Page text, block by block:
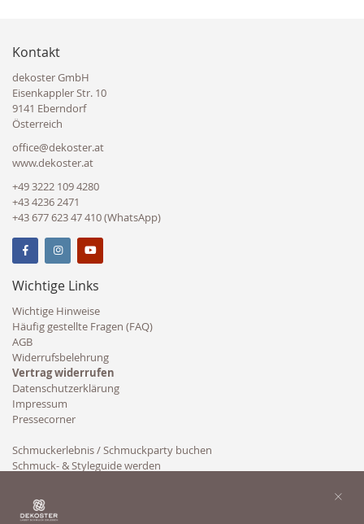
Kontakt
dekoster GmbH
Eisenkappler Str. 10
9141 Eberndorf
Österreich
office@dekoster.at
www.dekoster.at
+49 3222 109 4280
+43 4236 2471
+43 677 623 47 410 (WhatsApp)
Wichtige Links
Wichtige Hinweise
Häufig gestellte Fragen (FAQ)
AGB
Widerrufsbelehrung
Vertrag widerrufen
Datenschutzerklärung
Impressum
Pressecorner
Schmuckerlebnis / Schmuckparty buchen
Schmuck- & Styleguide werden
×